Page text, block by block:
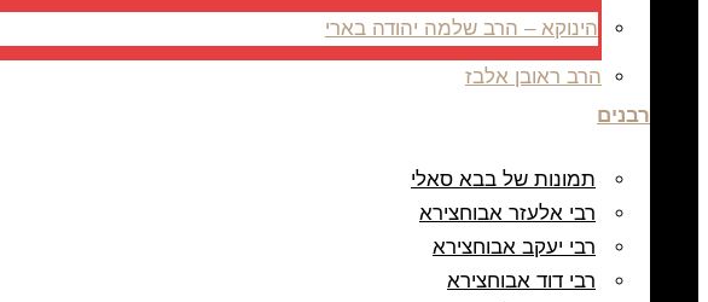
הינוקא – הרב שלמה יהודה בארי
הרב ראובן אלבז
רבנים
תמונות של בבא סאלי
רבי אלעזר אבוחצירא
רבי יעקב אבוחצירא
רבי דוד אבוחצירא